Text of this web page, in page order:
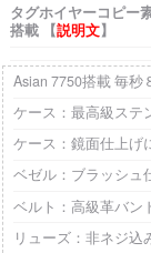
タグホイヤーコピー
搭載 【説明文】
Asian 7750搭載 毎秒
ケース：最高級ステ
ケース：鏡面仕上げ
ベゼル：ブラッシュ
ベルト：高級革バン
リューズ：非ネジ込